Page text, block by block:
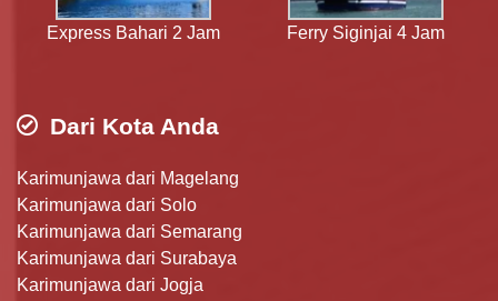
Express Bahari 2 Jam Ferry Siginjai 4 Jam
Dari Kota Anda
Karimunjawa dari Magelang
Karimunjawa dari Solo
Karimunjawa dari Semarang
Karimunjawa dari Surabaya
Karimunjawa dari Jogja